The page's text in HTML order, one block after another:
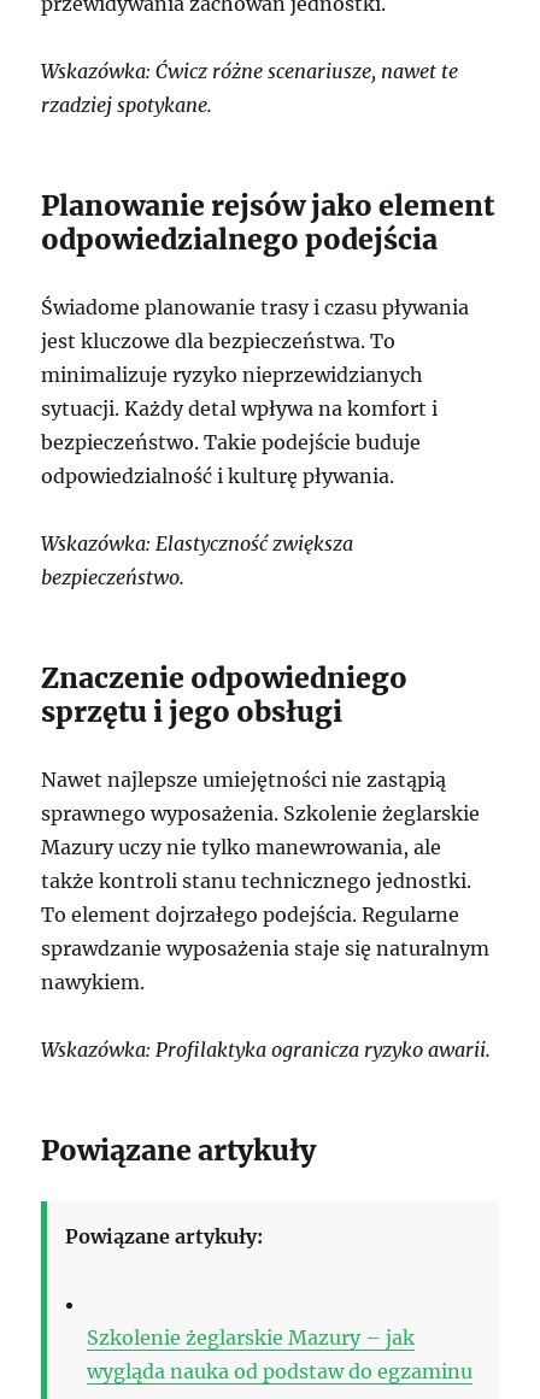
Wskazówka: Ćwicz różne scenariusze, nawet te
rzadziej spotykane.
Planowanie rejsów jako element
odpowiedzialnego podejścia
Świadome planowanie trasy i czasu pływania
jest kluczowe dla bezpieczeństwa. To
minimalizuje ryzyko nieprzewidzianych
sytuacji. Każdy detal wpływa na komfort i
bezpieczeństwo. Takie podejście buduje
odpowiedzialność i kulturę pływania.
Wskazówka: Elastyczność zwiększa
bezpieczeństwo.
Znaczenie odpowiedniego
sprzętu i jego obsługi
Nawet najlepsze umiejętności nie zastąpią
sprawnego wyposażenia. Szkolenie żeglarskie
Mazury uczy nie tylko manewrowania, ale
także kontroli stanu technicznego jednostki.
To element dojrzałego podejścia. Regularne
sprawdzanie wyposażenia staje się naturalnym
nawykiem.
Wskazówka: Profilaktyka ogranicza ryzyko awarii.
Powiązane artykuły
Powiązane artykuły:
Szkolenie żeglarskie Mazury – jak
wygląda nauka od podstaw do egzaminu